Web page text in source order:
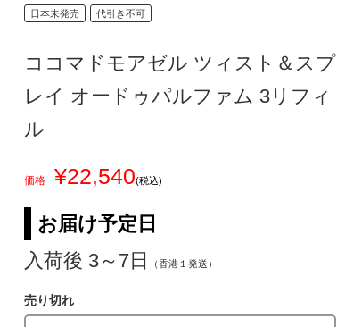
日本未発売 代引き不可
ココマドモアゼル ツィスト＆スプ
レイ オードゥパルファム 3リフィ
ル
価格 ¥22,540(税込)
お届け予定日
入荷後 3～7日
（香港１発送）
売り切れ